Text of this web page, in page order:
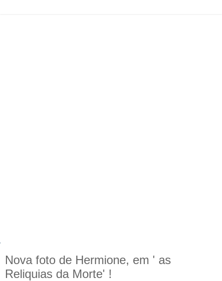
Nova foto de Hermione, em ' as
Reliquias da Morte' !